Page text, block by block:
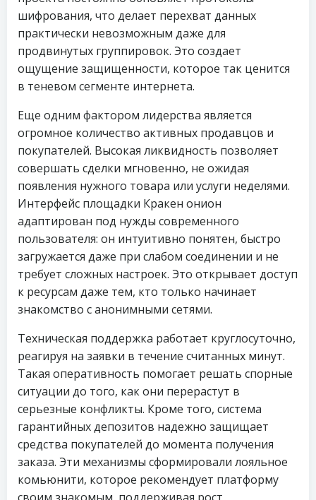
шифрования, что делает перехват данных
практически невозможным даже для
продвинутых группировок. Это создает
ощущение защищенности, которое так ценится
в теневом сегменте интернета.
Еще одним фактором лидерства является
огромное количество активных продавцов и
покупателей. Высокая ликвидность позволяет
совершать сделки мгновенно, не ожидая
появления нужного товара или услуги неделями.
Интерфейс площадки Кракен онион
адаптирован под нужды современного
пользователя: он интуитивно понятен, быстро
загружается даже при слабом соединении и не
требует сложных настроек. Это открывает доступ
к ресурсам даже тем, кто только начинает
знакомство с анонимными сетями.
Техническая поддержка работает круглосуточно,
реагируя на заявки в течение считанных минут.
Такая оперативность помогает решать спорные
ситуации до того, как они перерастут в
серьезные конфликты. Кроме того, система
гарантийных депозитов надежно защищает
средства покупателей до момента получения
заказа. Эти механизмы сформировали лояльное
комьюнити, которое рекомендует платформу